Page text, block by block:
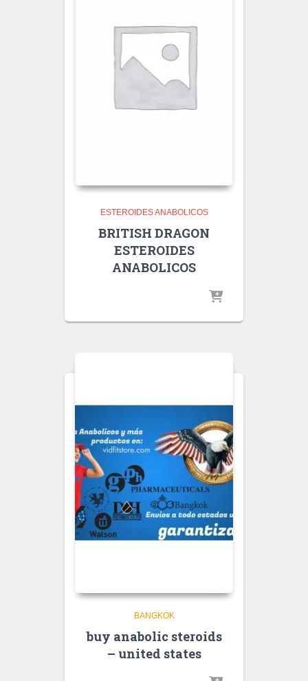
ESTEROIDES ANABOLICOS
BRITISH DRAGON
ESTEROIDES
ANABOLICOS
BANGKOK
buy anabolic steroids
– united states